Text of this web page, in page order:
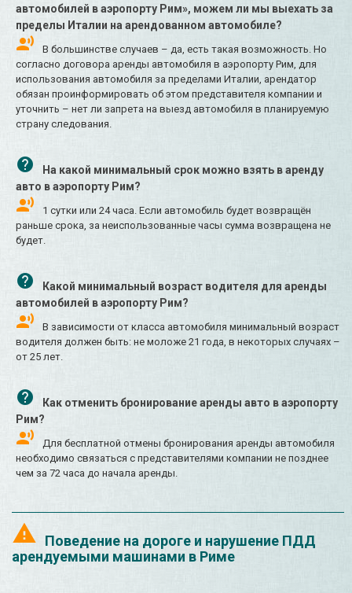
автомобилей в аэропорту Рим», можем ли мы выехать за
пределы Италии на арендованном автомобиле?
В большинстве случаев – да, есть такая возможность. Но
согласно договора аренды автомобиля в аэропорту Рим, для
использования автомобиля за пределами Италии, арендатор
обязан проинформировать об этом представителя компании и
уточнить – нет ли запрета на выезд автомобиля в планируемую
страну следования.
На какой минимальный срок можно взять в аренду
авто в аэропорту Рим?
1 сутки или 24 часа. Если автомобиль будет возвращён
раньше срока, за неиспользованные часы сумма возвращена не
будет.
Какой минимальный возраст водителя для аренды
автомобилей в аэропорту Рим?
В зависимости от класса автомобиля минимальный возраст
водителя должен быть: не моложе 21 года, в некоторых случаях –
от 25 лет.
Как отменить бронирование аренды авто в аэропорту
Рим?
Для бесплатной отмены бронирования аренды автомобиля
необходимо связаться с представителями компании не позднее
чем за 72 часа до начала аренды.
Поведение на дороге и нарушение ПДД
арендуемыми машинами в Риме